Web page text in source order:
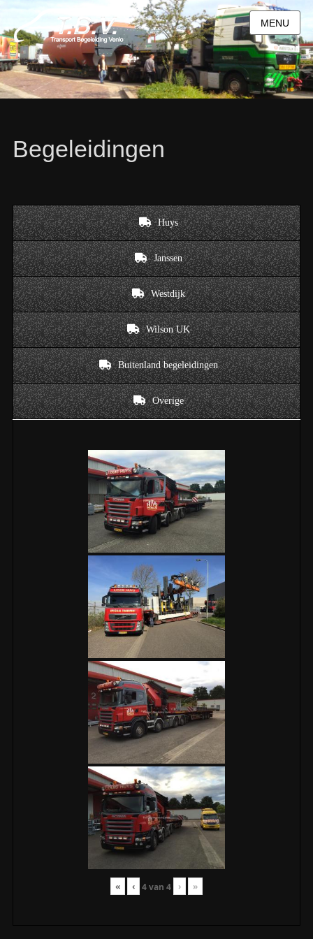
MENU
Begeleidingen
Huys
Janssen
Westdijk
Wilson UK
Buitenland begeleidingen
Overige
« ‹ 4van 4 › »